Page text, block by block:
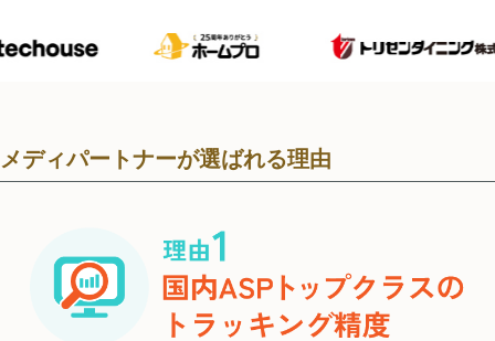
メディパートナーが選ばれる理由